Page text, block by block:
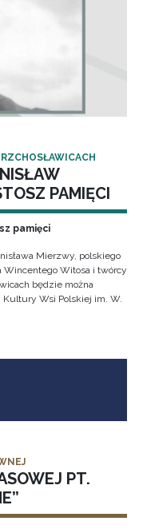
PAMIĘCI
pamięci
Mierzwy, polskiego
Wincentego Witosa i twórcy
będzie można
Wsi Polskiej im. W.
PT.